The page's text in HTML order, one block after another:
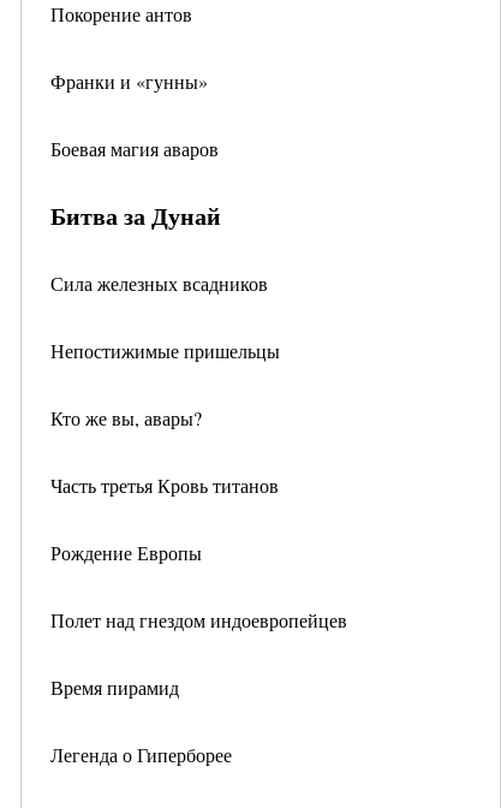
Покорение антов
Франки и «гунны»
Боевая магия аваров
Битва за Дунай
Сила железных всадников
Непостижимые пришельцы
Кто же вы, авары?
Часть третья Кровь титанов
Рождение Европы
Полет над гнездом индоевропейцев
Время пирамид
Легенда о Гиперборее